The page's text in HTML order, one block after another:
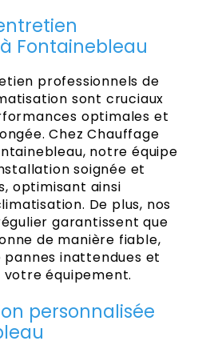
Fontainebleau
professionnels de
sont cruciaux
optimales et
Chez Chauffage
notre équipe
soignée et
optimisant ainsi
De plus, nos
garantissent que
de manière fiable,
pannes inattendues et
équipement.
personnalisée